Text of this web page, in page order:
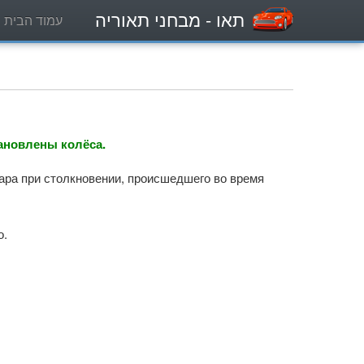
תאו - מבחני תאוריה עמוד הבית
колёса.
при столкновении, происшедшего во время